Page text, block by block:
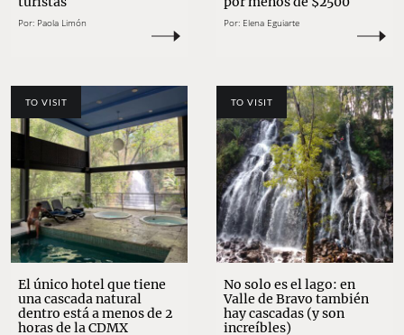
Por: Paola Limón Por: Elena Eguiarte
TO VISIT
El único hotel que tiene
una cascada natural
dentro está a menos de 2
horas de la CDMX
TO VISIT
No solo es el lago: en
Valle de Bravo también
hay cascadas (y son
increíbles)